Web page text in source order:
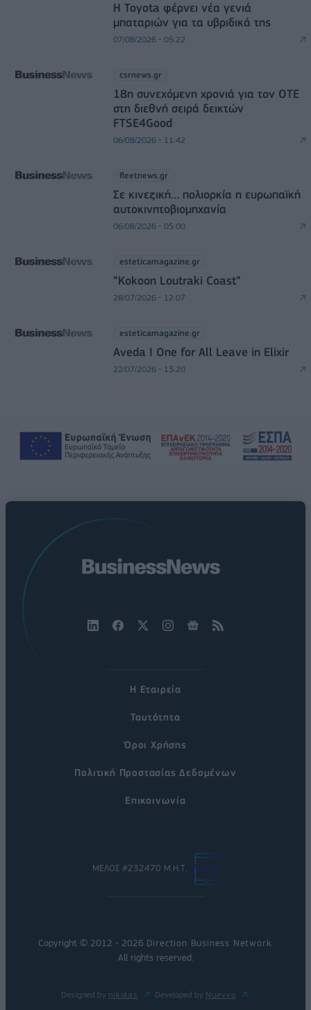
Η Toyota φέρνει νέα γενιά
μπαταριών για τα υβριδικά της
07/08/2026 - 05:22
csrnews.gr
18η συνεχόμενη χρονιά για τον ΟΤΕ
στη διεθνή σειρά δεικτών
FTSE4Good
06/08/2026 - 11:42
fleetnews.gr
Σε κινεζική… πολιορκία η ευρωπαϊκή
αυτοκινητοβιομηχανία
06/08/2026 - 05:00
esteticamagazine.gr
“Kokoon Loutraki Coast”
28/07/2026 - 12:07
esteticamagazine.gr
Aveda I One for All Leave in Elixir
22/07/2026 - 13:20
Η Εταιρεία
Ταυτότητα
Όροι Χρήσης
Πολιτική Προστασίας Δεδομένων
Επικοινωνία
ΜΕΛΟΣ #232470 Μ.Η.Τ.
Copyright © 2012 - 2026 Direction Business Network.
All rights reserved.
Designed by nikolas Developed by Nuevvo